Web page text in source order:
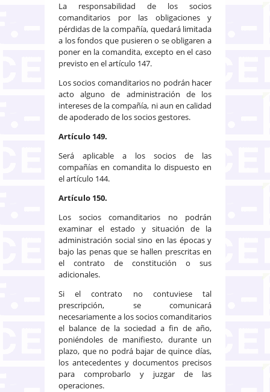
La responsabilidad de los socios
comanditarios por las obligaciones y
pérdidas de la compañía, quedará limitada
a los fondos que pusieren o se obligaren a
poner en la comandita, excepto en el caso
previsto en el artícu­lo 147.
Los socios comanditarios no podrán hacer
acto alguno de administración de los
intereses de la compañía, ni aun en calidad
de apoderado de los socios gestores.
Artículo 149.
Será aplicable a los socios de las
compañías en comandita lo dispuesto en
el artículo 144.
Artículo 150.
Los socios comanditarios no podrán
examinar el estado y situación de la
administración social sino en las épocas y
bajo las penas que se hallen prescritas en
el contrato de constitución o sus
adicionales.
Si el contrato no contuviese tal
prescripción, se comunicará
necesariamente a los socios comanditarios
el balance de la sociedad a fin de año,
poniéndoles de manifiesto, durante un
plazo, que no podrá bajar de quince días,
los antecedentes y documentos precisos
para comprobarlo y juzgar de las
operaciones.